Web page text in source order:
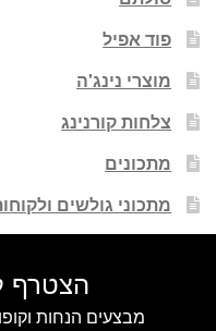
פוד אפיל
מוצרי נינג'ה
צלחות קורנינג
מתכונים
מתכוני גולשים
הצטרף
מבצעים הנחות